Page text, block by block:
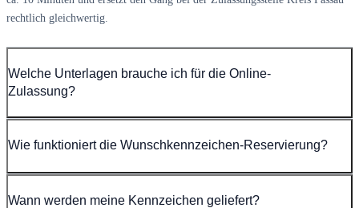
rechtlich gleichwertig.
Welche Unterlagen brauche ich für die Online-
Zulassung?
Wie funktioniert die Wunschkennzeichen-Reservierung?
Wann werden meine Kennzeichen geliefert?